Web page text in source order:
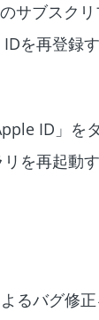
サブスク
を再登録
ID」を
を再起動す
るバグ修